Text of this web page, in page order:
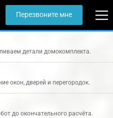
Перезвоните мне
детали домокомплекта.
окон, дверей и перегородок.
до окончательного расчёта.